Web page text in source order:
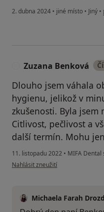
2. dubna 2024 • jiné místo • Jiný •
Zuzana Benková
Dlouho jsem váhala
hygienu, jelikož v
zkušenosti. Byla jsem
Citlivost, pečlivost a
další termín. Mohu
11. listopadu 2022 • MIFA Dental
podle názoru uživatele Zuzana
Nahlásit zneužití
Michaela Farah